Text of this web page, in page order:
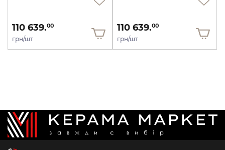
110 639.00
грн/шт
110 639.00
грн/шт